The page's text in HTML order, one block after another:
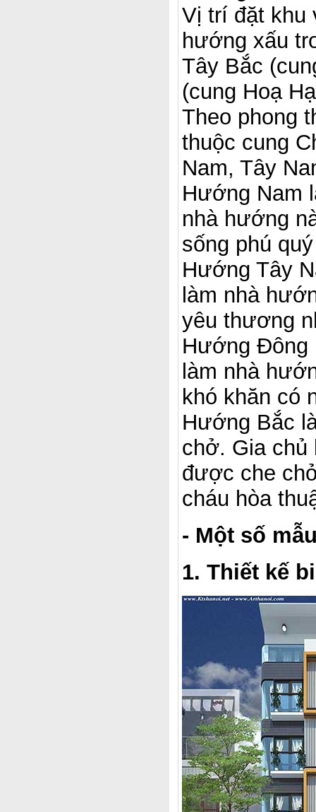
Vị trí đặt khu
hướng xấu
Tây Bắc
(cung Hoạ
Theo phong
thuộc cung
Nam, Tây
Hướng Nam
nhà hướng
sống phú
Hướng Tây
làm nhà
yêu thương
Hướng Đông
làm nhà
khó khăn có
Hướng Bắc
chở. Gia chủ
được che
cháu hòa
- Một số
1. Thiết kế